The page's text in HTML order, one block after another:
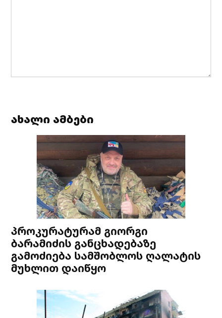
ახალი ამბები
პროკურატურამ გიორგი
ბარამიძის განცხადებაზე
გამოძიება სამშობლოს ღალატის
მუხლით დაიწყო